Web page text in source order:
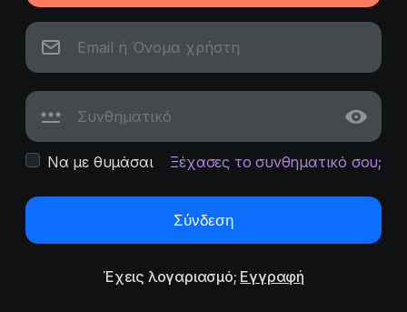
Να με θυμάσαι Ξέχασες το συνθηματικό σου;
Σύνδεση
Έχεις λογαριασμό; Εγγραφή